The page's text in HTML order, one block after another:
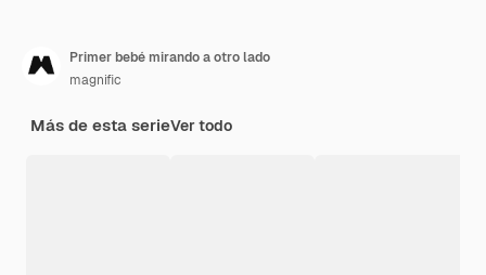
Primer bebé mirando a otro lado
magnific
Más de esta serieVer todo